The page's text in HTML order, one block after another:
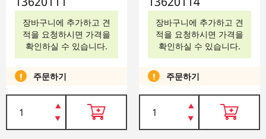
장바구니에 추가하고 견
적을 요청하시면 가격을
확인하실 수 있습니다.
주문하기
장바구니에 추가하고 견
적을 요청하시면 가격을
확인하실 수 있습니다.
주문하기